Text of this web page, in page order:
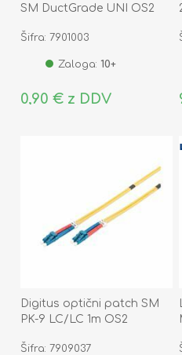
SM DuctGrade UNI OS2
Šifra: 7901003
Zaloga: 10+
0,90 € z DDV
Digitus optični patch SM
PK-9 LC/LC 1m OS2
Šifra: 7909037